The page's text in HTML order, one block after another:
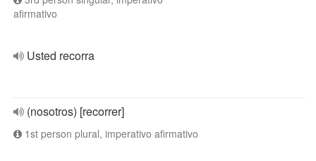
afirmativo
Usted recorra
(nosotros) [recorrer]
1st person plural, imperativo afirmativo